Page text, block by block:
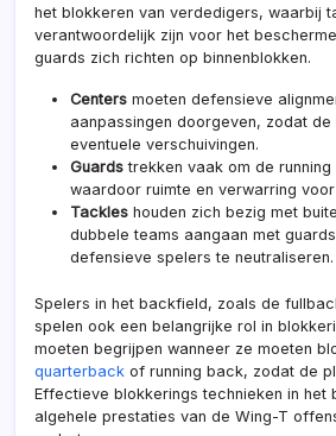
het blokkeren van verdedigers, waarbij
verantwoordelijk zijn voor het
guards zich richten op binnenblokken.
Centers moeten defensieve
aanpassingen doorgeven, zodat
eventuele verschuivingen.
Guards trekken vaak om de
waardoor ruimte en verwarring
Tackles houden zich bezig met
dubbele teams aangaan met
defensieve spelers te neutraliseren.
Spelers in het backfield, zoals de
spelen ook een belangrijke rol in
moeten begrijpen wanneer ze moeten
quarterback of running back, zodat de
Effectieve blokkerings technieken in het
algehele prestaties van de Wing-T